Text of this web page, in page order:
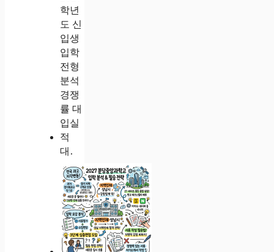
대전동신과학고 2027학년도 신입생 입학 전형 분석 경쟁률 대입실적